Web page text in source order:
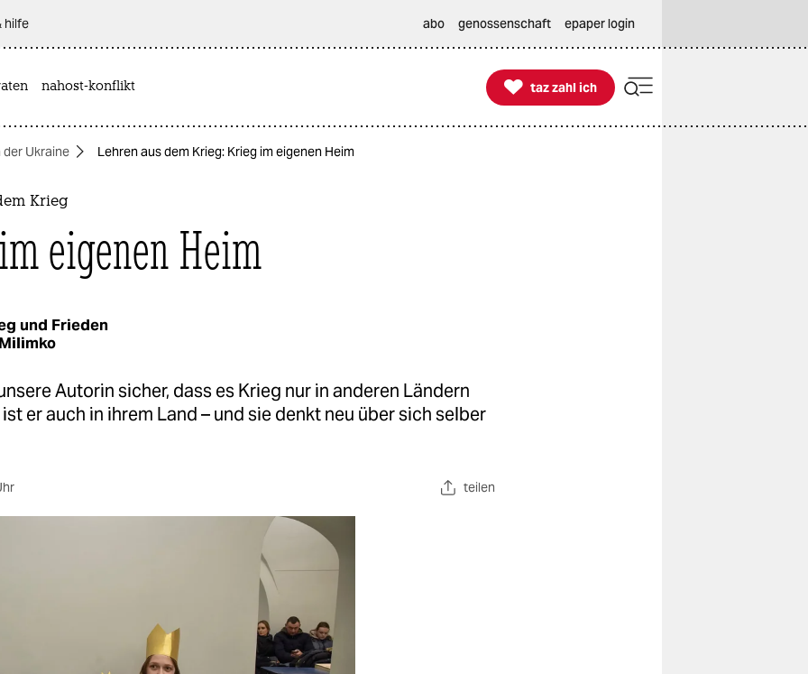
hilfe abo genossenschaft epaper login
nahost-konflikt 
taz zahl ich
taz zahl ich
der Ukraine Lehren aus dem Krieg: Krieg im eigenen Heim
Krieg
eigenen Heim
und Frieden
Autorin sicher, dass es Krieg nur in anderen Ländern
er auch in ihrem Land – und sie denkt neu über sich selber
teilen